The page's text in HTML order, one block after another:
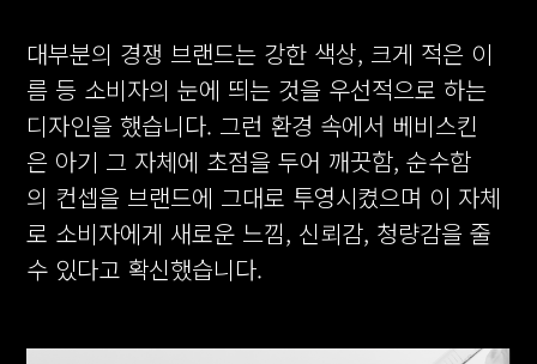
대부분의 경쟁 브랜드는 강한 색상, 크게 적은 이
름 등 소비자의 눈에 띄는 것을 우선적으로 하는
디자인을 했습니다. 그런 환경 속에서 베비스킨
은 아기 그 자체에 초점을 두어 깨끗함, 순수함
의 컨셉을 브랜드에 그대로 투영시켰으며 이 자체
로 소비자에게 새로운 느낌, 신뢰감, 청량감을 줄
수 있다고 확신했습니다.